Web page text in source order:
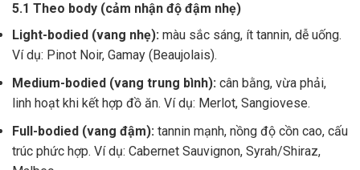
5.1 Theo body (cảm nhận độ đậm nhẹ)
Light-bodied (vang nhẹ): màu sắc sáng, ít tannin, dễ uống.
Ví dụ: Pinot Noir, Gamay (Beaujolais).
Medium-bodied (vang trung bình): cân bằng, vừa phải,
linh hoạt khi kết hợp đồ ăn. Ví dụ: Merlot, Sangiovese.
Full-bodied (vang đậm): tannin mạnh, nồng độ cồn cao, cấu
trúc phức hợp. Ví dụ: Cabernet Sauvignon, Syrah/Shiraz,